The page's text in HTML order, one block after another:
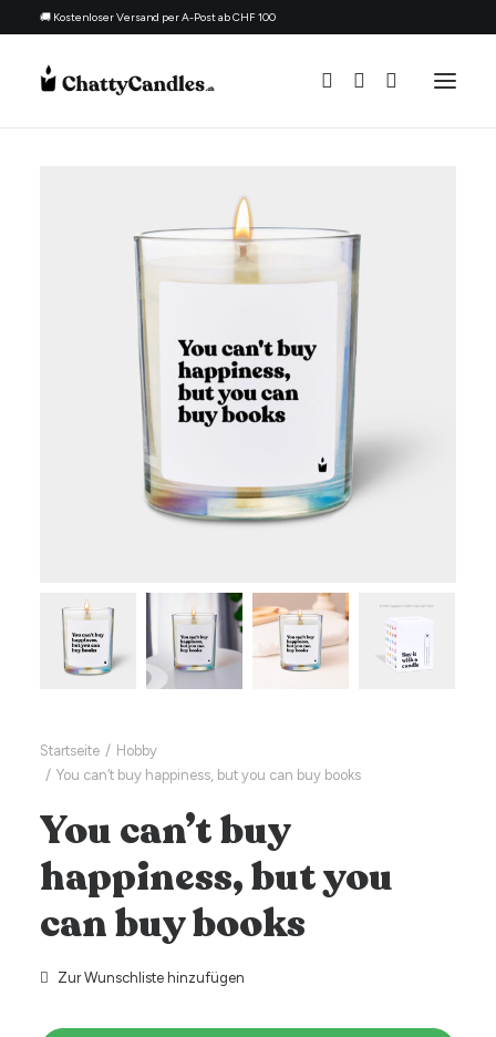
🚚 Kostenloser Versand per A-Post ab CHF 100
Geschenk für
Startseite
Hobby
You can’t buy happiness, but you can buy books
You can’t buy
happiness, but you
can buy books
Zur Wunschliste hinzufügen